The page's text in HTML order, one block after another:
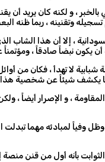
بالخبر ، و لكنه كان
وتقنينه ، ربما ظنه
، إلا أن هذا الشاب
يكون نبضاً صادقاً ،
لا تهدأ ، فكان من
يكشف شيئاً عن شخصية هذا
، و الإصرار أيضاً
وفياً لمبادئه مهما
بأنه أول من قنن